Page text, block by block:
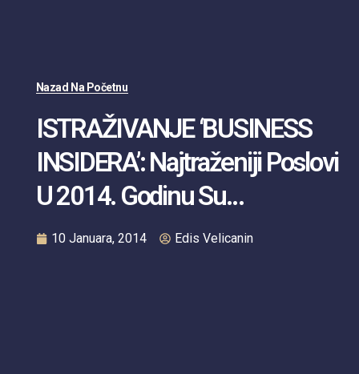
Nazad Na Početnu
ISTRAŽIVANJE ‘BUSINESS
INSIDERA’: Najtraženiji Poslovi
U 2014. Godinu Su…
10 Januara, 2014 Edis Velicanin